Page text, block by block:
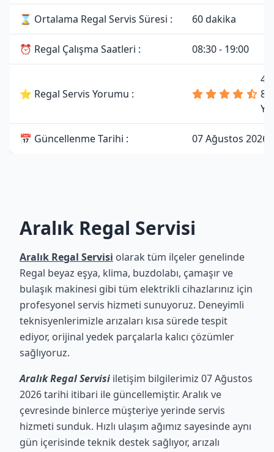
⌛ Ortalama Regal Servis Süresi : 60 dakika
⏰ Regal Çalışma Saatleri : 08:30 - 19:00
⭐ Regal Servis Yorumu :
81
📅 Güncellenme Tarihi : 07 Ağustos 2026
Aralık Regal Servisi
Aralık Regal Servisi olarak tüm ilçeler genelinde
Regal beyaz eşya, klima, buzdolabı, çamaşır ve
bulaşık makinesi gibi tüm elektrikli cihazlarınız için
profesyonel servis hizmeti sunuyoruz. Deneyimli
teknisyenlerimizle arızaları kısa sürede tespit
ediyor, orijinal yedek parçalarla kalıcı çözümler
sağlıyoruz.
Aralık Regal Servisi iletişim bilgilerimiz 07 Ağustos
2026 tarihi itibari ile güncellemiştir. Aralık ve
çevresinde binlerce müşteriye yerinde servis
hizmeti sunduk. Hızlı ulaşım ağımız sayesinde aynı
gün içerisinde teknik destek sağlıyor, arızalı